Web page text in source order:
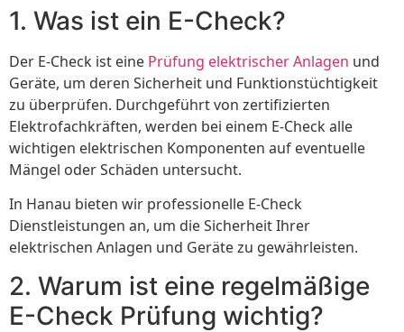
1. Was ist ein E-Check?
Der E-Check ist eine Prüfung elektrischer Anlagen und
Geräte, um deren Sicherheit und Funktionstüchtigkeit
zu überprüfen. Durchgeführt von zertifizierten
Elektrofachkräften, werden bei einem E-Check alle
wichtigen elektrischen Komponenten auf eventuelle
Mängel oder Schäden untersucht.
In Hanau bieten wir professionelle E-Check
Dienstleistungen an, um die Sicherheit Ihrer
elektrischen Anlagen und Geräte zu gewährleisten.
2. Warum ist eine regelmäßige
E-Check Prüfung wichtig?